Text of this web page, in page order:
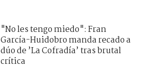
"No les tengo miedo": Fran
García-Huidobro manda recado a
dúo de ’La Cofradía’ tras brutal
crítica